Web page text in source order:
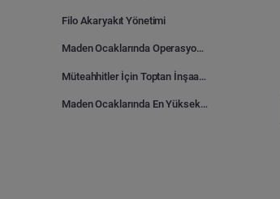
Filo Akaryakıt Yönetimi
Maden Ocaklarında Operasyonel Verimlilik Nasıl Arttırılır?
Müteahhitler İçin Toptan İnşaat Malzemesi Satın Alma Rehberi
Maden Ocaklarında En Yüksek Gider Kalemleri Nelerdir?